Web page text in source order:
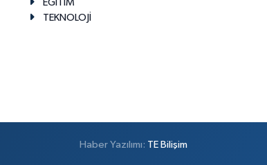
EĞİTİM
TEKNOLOJİ
Haber Yazılımı: TE Bilişim